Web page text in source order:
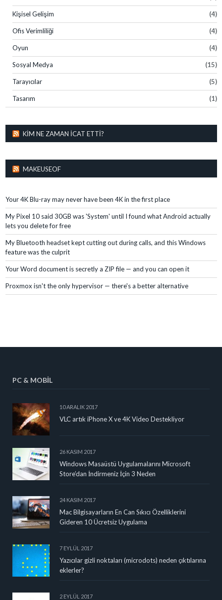
Kişisel Gelişim (4)
Ofis Verimliliği (4)
Oyun (4)
Sosyal Medya (15)
Tarayıcılar (5)
Tasarım (1)
KIM NE ZAMAN İCAT ETTI?
MAKEUSEOF
Your 4K Blu-ray may never have been 4K in the first place
My Pixel 10 said 30GB was 'System' until I found what Android actually
lets you delete for free
My Bluetooth headset kept cutting out during calls, and this Windows
feature was the culprit
Your Word document is secretly a ZIP file — and you can open it
Proxmox isn't the only hypervisor — there's a better alternative
PC & MOBIL
10 ARALIK 2017
VLC artık iPhone X ve 4K Video Destekliyor
26 KASIM 2017
Windows Masaüstü Uygulamalarını Microsoft
Store’dan İndirmeniz İçin 3 Neden
24 KASIM 2017
Mac Bilgisayarların En Can Sıkıcı Özelliklerini
Gideren 10 Ücretsiz Uygulama
7 EYLÜL 2017
Yazıcılar gizli noktaları (microdots) neden çıktılarına
eklerler?
2 EYLÜL 2017